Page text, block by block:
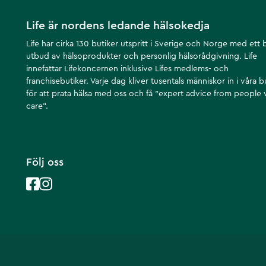
Life är nordens ledande hälsokedja
Life har cirka 130 butiker utspritt i Sverige och Norge med ett
utbud av hälsoprodukter och personlig hälsorådgivning. Life
innefattar Lifekoncernen inklusive Lifes medlems- och
franchisebutiker. Varje dag kliver tusentals människor in i våra
för att prata hälsa med oss och få ”expert advice from people
care”.
Följ oss